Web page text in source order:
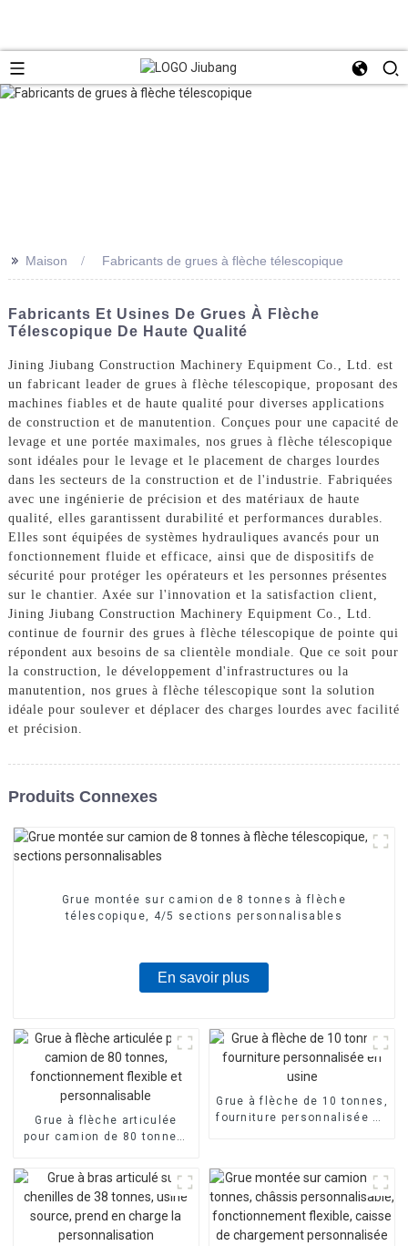
>> Maison Fabricants de grues à flèche télescopique
Fabricants Et Usines De Grues À Flèche
Télescopique De Haute Qualité
Jining Jiubang Construction Machinery Equipment Co., Ltd. est
un fabricant leader de grues à flèche télescopique, proposant des
machines fiables et de haute qualité pour diverses applications
de construction et de manutention. Conçues pour une capacité de
levage et une portée maximales, nos grues à flèche télescopique
sont idéales pour le levage et le placement de charges lourdes
dans les secteurs de la construction et de l'industrie. Fabriquées
avec une ingénierie de précision et des matériaux de haute
qualité, elles garantissent durabilité et performances durables.
Elles sont équipées de systèmes hydrauliques avancés pour un
fonctionnement fluide et efficace, ainsi que de dispositifs de
sécurité pour protéger les opérateurs et les personnes présentes
sur le chantier. Axée sur l'innovation et la satisfaction client,
Jining Jiubang Construction Machinery Equipment Co., Ltd.
continue de fournir des grues à flèche télescopique de pointe qui
répondent aux besoins de sa clientèle mondiale. Que ce soit pour
la construction, le développement d'infrastructures ou la
manutention, nos grues à flèche télescopique sont la solution
idéale pour soulever et déplacer des charges lourdes avec facilité
et précision.
Produits Connexes
Grue montée sur camion de 8 tonnes à flèche
télescopique, 4/5 sections personnalisables
En savoir plus
Grue à flèche articulée
pour camion de 80 tonnes,
personnalisable
Grue à flèche de 10 tonnes,
fourniture personnalisée en